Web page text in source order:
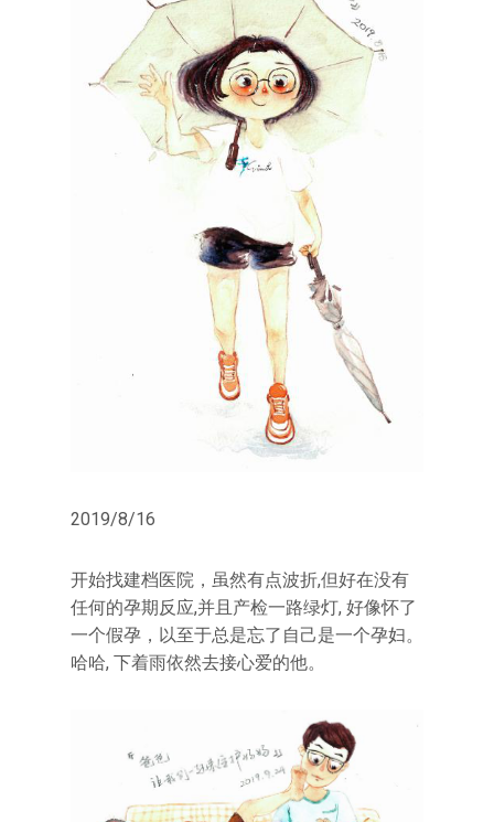
2019/8/16
开始找建档医院，虽然有点波折,但好在没有
任何的孕期反应,并且产检一路绿灯, 好像怀了
一个假孕，以至于总是忘了自己是一个孕妇。
哈哈, 下着雨依然去接心爱的他。